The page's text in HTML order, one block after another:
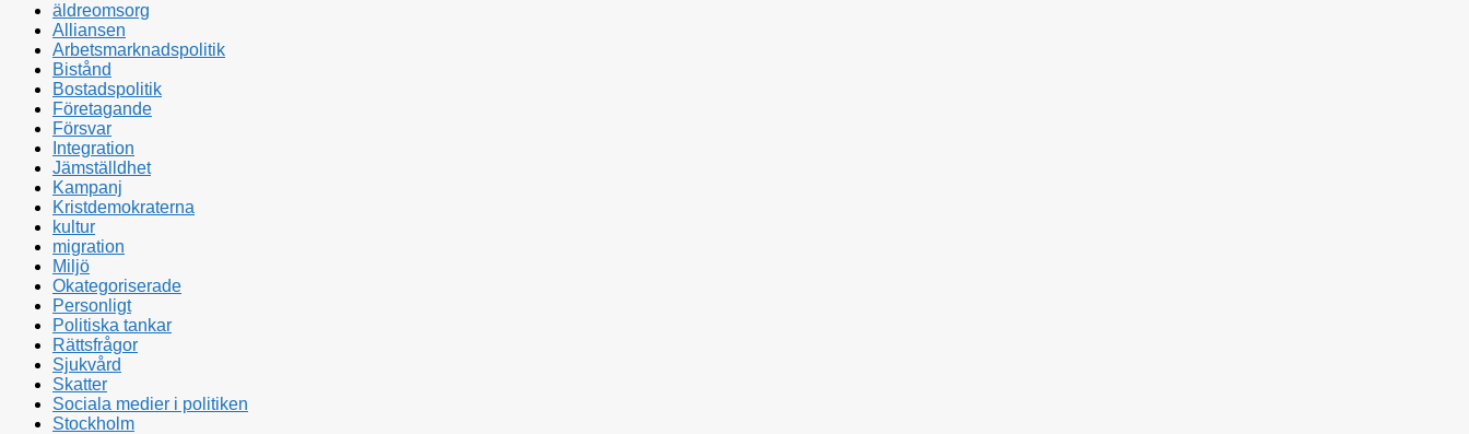
äldreomsorg
Alliansen
Arbetsmarknadspolitik
Bistånd
Bostadspolitik
Företagande
Försvar
Integration
Jämställdhet
Kampanj
Kristdemokraterna
kultur
migration
Miljö
Okategoriserade
Personligt
Politiska tankar
Rättsfrågor
Sjukvård
Skatter
Sociala medier i politiken
Stockholm